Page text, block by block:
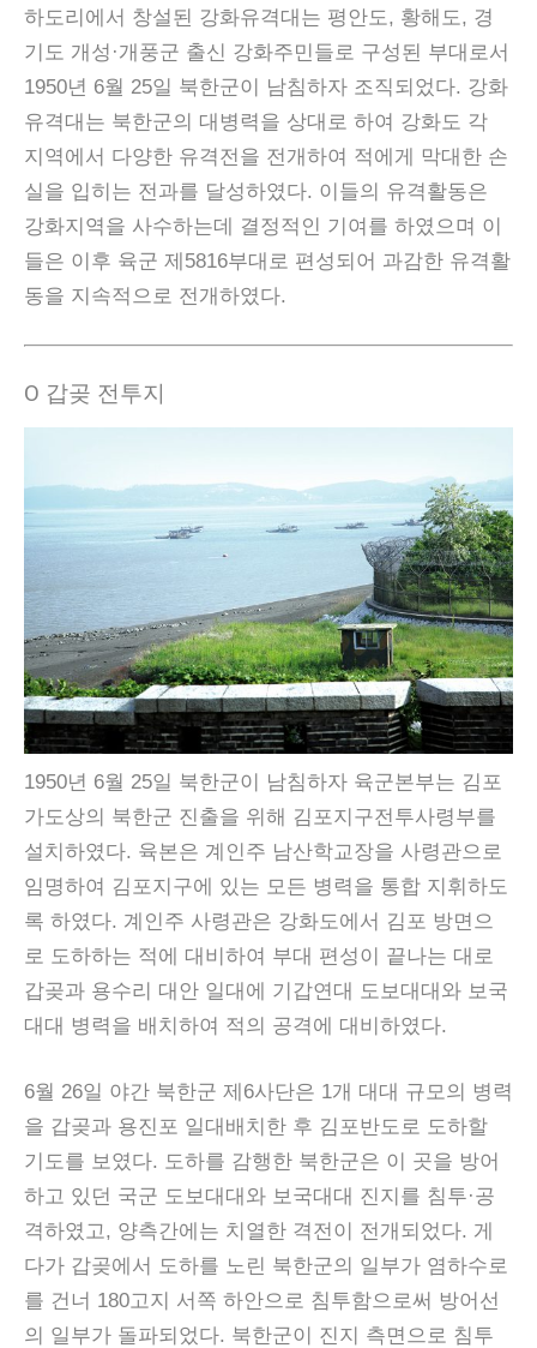
하도리에서 창설된 강화유격대는 평안도, 황해도, 경
기도 개성·개풍군 출신 강화주민들로 구성된 부대로서
1950년 6월 25일 북한군이 남침하자 조직되었다. 강화
유격대는 북한군의 대병력을 상대로 하여 강화도 각
지역에서 다양한 유격전을 전개하여 적에게 막대한 손
실을 입히는 전과를 달성하였다. 이들의 유격활동은
강화지역을 사수하는데 결정적인 기여를 하였으며 이
들은 이후 육군 제5816부대로 편성되어 과감한 유격활
동을 지속적으로 전개하였다.
Ο 갑곶 전투지
1950년 6월 25일 북한군이 남침하자 육군본부는 김포
가도상의 북한군 진출을 위해 김포지구전투사령부를
설치하였다. 육본은 계인주 남산학교장을 사령관으로
임명하여 김포지구에 있는 모든 병력을 통합 지휘하도
록 하였다. 계인주 사령관은 강화도에서 김포 방면으
로 도하하는 적에 대비하여 부대 편성이 끝나는 대로
갑곶과 용수리 대안 일대에 기갑연대 도보대대와 보국
대대 병력을 배치하여 적의 공격에 대비하였다.
6월 26일 야간 북한군 제6사단은 1개 대대 규모의 병력
을 갑곶과 용진포 일대배치한 후 김포반도로 도하할
기도를 보였다. 도하를 감행한 북한군은 이 곳을 방어
하고 있던 국군 도보대대와 보국대대 진지를 침투·공
격하였고, 양측간에는 치열한 격전이 전개되었다. 게
다가 갑곶에서 도하를 노린 북한군의 일부가 염하수로
를 건너 180고지 서쪽 하안으로 침투함으로써 방어선
의 일부가 돌파되었다. 북한군이 진지 측면으로 침투